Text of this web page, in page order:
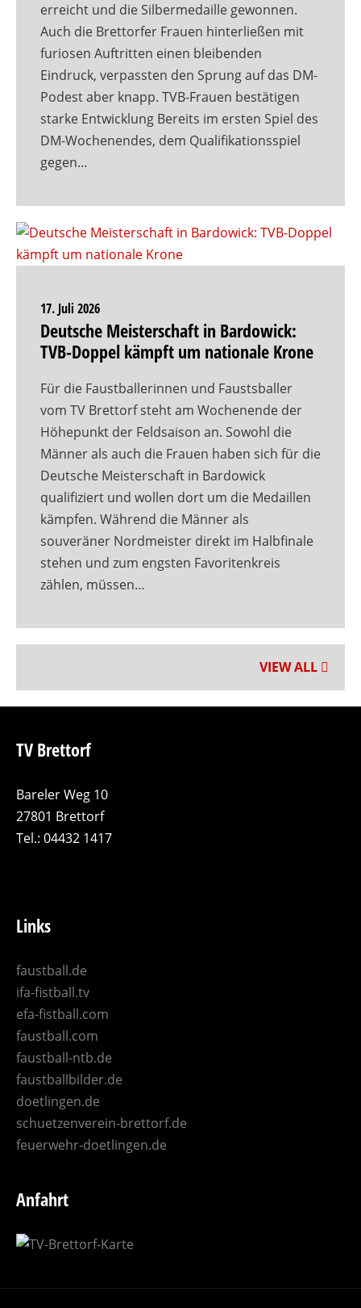
erreicht und die Silbermedaille gewonnen.
Auch die Brettorfer Frauen hinterließen mit
furiosen Auftritten einen bleibenden
Eindruck, verpassten den Sprung auf das DM-
Podest aber knapp. TVB-Frauen bestätigen
starke Entwicklung Bereits im ersten Spiel des
DM-Wochenendes, dem Qualifikationsspiel
gegen…
17. Juli 2026
Deutsche Meisterschaft in Bardowick:
TVB-Doppel kämpft um nationale Krone
Für die Faustballerinnen und Faustsballer
vom TV Brettorf steht am Wochenende der
Höhepunkt der Feldsaison an. Sowohl die
Männer als auch die Frauen haben sich für die
Deutsche Meisterschaft in Bardowick
qualifiziert und wollen dort um die Medaillen
kämpfen. Während die Männer als
souveräner Nordmeister direkt im Halbfinale
stehen und zum engsten Favoritenkreis
zählen, müssen…
VIEW ALL
TV Brettorf
Bareler Weg 10
27801 Brettorf
Tel.: 04432 1417
Links
faustball.de
ifa-fistball.tv
efa-fistball.com
faustball.com
faustball-ntb.de
faustballbilder.de
doetlingen.de
schuetzenverein-brettorf.de
feuerwehr-doetlingen.de
Anfahrt